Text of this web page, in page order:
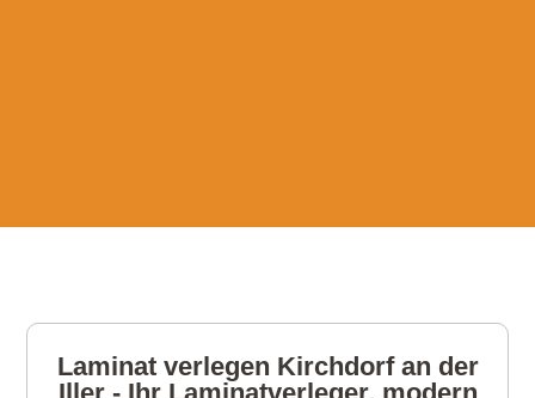
Laminat verlegen Kirchdorf an der